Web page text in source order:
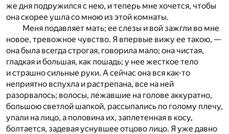
же дня подружился с нею, и теперь мне хочется, чтобы
она скорее ушла со мною из этой комнаты.
Меня подавляет мать; ее слезы и вой зажгли во мне
новое, тревожное чувство. Я впервые вижу ее такою, —
она была всегда строгая, говорила мало; она чистая,
гладкая и большая, как лошадь; у нее жесткое тело
и страшно сильные руки. А сейчас она вся как-то
неприятно вспухла и растрепана, все на ней
разорвалось; волосы, лежавшие на голове аккуратно,
большою светлой шапкой, рассыпались по голому плечу,
упали на лицо, а половина их, заплетенная в косу,
болтается, задевая уснувшее отцово лицо. Я уже давно